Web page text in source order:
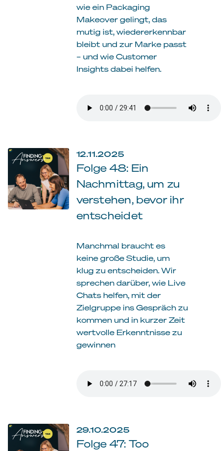
wie ein Packaging
Makeover gelingt, das
mutig ist, wiedererkennbar
bleibt und zur Marke passt
– und wie Customer
Insights dabei helfen.
12.11.2025
Folge 48: Ein
Nachmittag, um zu
verstehen, bevor ihr
entscheidet
Manchmal braucht es
keine große Studie, um
klug zu entscheiden. Wir
sprechen darüber, wie Live
Chats helfen, mit der
Zielgruppe ins Gespräch zu
kommen und in kurzer Zeit
wertvolle Erkenntnisse zu
gewinnen
29.10.2025
Folge 47: Too